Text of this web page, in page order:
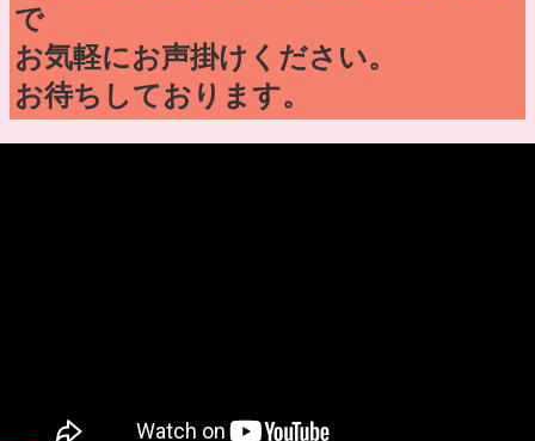
で
お気軽にお声掛けください。
お待ちしております。